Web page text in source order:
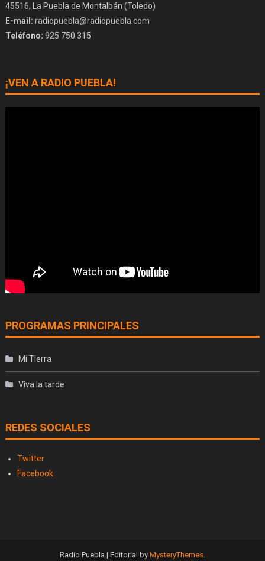
45516, La Puebla de Montalbán (Toledo)
E-mail: radiopuebla@radiopuebla.com
Teléfono: 925 750 315
¡VEN A RADIO PUEBLA!
PROGRAMAS PRINCIPALES
Mi Tierra
Viva la tarde
REDES SOCIALES
Twitter
Facebook
Radio Puebla | Editorial by MysteryThemes